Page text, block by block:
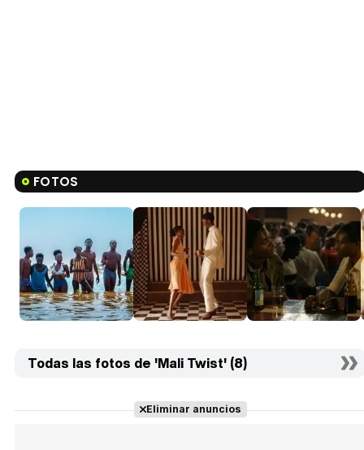
FOTOS
Todas las fotos de 'Mali Twist' (8)
Eliminar anuncios